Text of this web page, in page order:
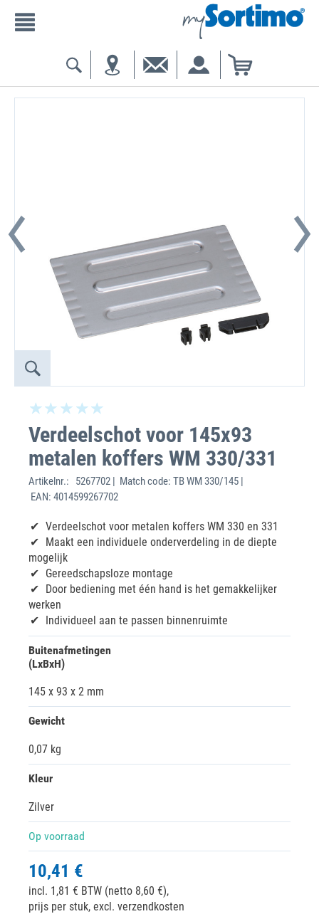
Verdeelschot voor 145x93
metalen koffers WM 330/331
Artikelnr.:
5267702 | Match code: TB WM 330/145 |
EAN: 4014599267702
Verdeelschot voor metalen koffers WM 330 en 331
Maakt een individuele onderverdeling in de diepte
mogelijk
Gereedschapsloze montage
Door bediening met één hand is het gemakkelijker
werken
Individueel aan te passen binnenruimte
Buitenafmetingen
(LxBxH)
145 x 93 x 2 mm
Gewicht
0,07 kg
Kleur
Zilver
Op voorraad
10,41 €
incl. 1,81 € BTW (netto 8,60 €),
prijs per stuk, excl. verzendkosten